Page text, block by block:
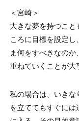
＜宮崎＞
大きな夢を持つこ
ころに目標を設定
ま何をすべきなの
重ねていくことが大
私の場合は、いき
を立ててもすぐに